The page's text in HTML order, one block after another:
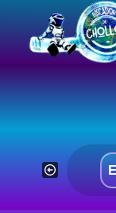
contenido